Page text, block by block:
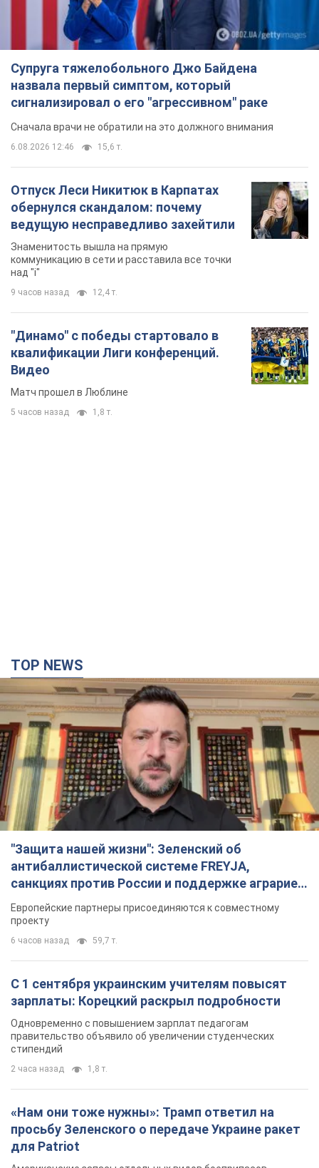
Супруга тяжелобольного Джо Байдена
назвала первый симптом, который
сигнализировал о его "агрессивном" раке
Сначала врачи не обратили на это должного внимания
6.08.2026 12:46 15,6 т.
Отпуск Леси Никитюк в Карпатах
обернулся скандалом: почему
ведущую несправедливо захейтили
Знаменитость вышла на прямую
коммуникацию в сети и расставила все точки
над "i"
9 часов назад 12,4 т.
"Динамо" с победы стартовало в
квалификации Лиги конференций.
Видео
Матч прошел в Люблине
5 часов назад 1,8 т.
TOP NEWS
"Защита нашей жизни": Зеленский об
антибаллистической системе FREYJA,
санкциях против России и поддержке аграриев.
Видео
Европейские партнеры присоединяются к совместному
проекту
6 часов назад 59,7 т.
С 1 сентября украинским учителям повысят
зарплаты: Корецкий раскрыл подробности
Одновременно с повышением зарплат педагогам
правительство объявило об увеличении студенческих
стипендий
2 часа назад 1,8 т.
«Нам они тоже нужны»: Трамп ответил на
просьбу Зеленского о передаче Украине ракет
для Patriot